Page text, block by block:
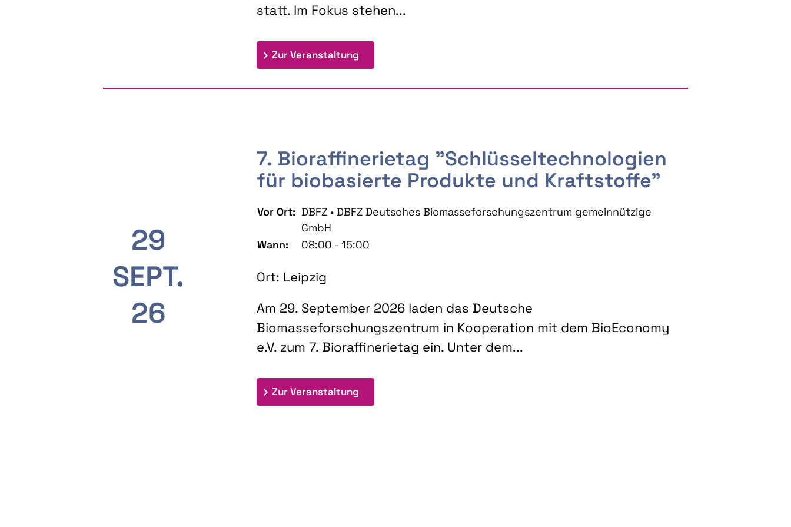
statt. Im Fokus stehen...
Zur Veranstaltung: 9th Doctoral Colloquium BIOENERGY AND BIOBASED PRODUCTS
29
SEPT.
26
7. Bioraffinerietag "Schlüsseltechnologien
für biobasierte Produkte und Kraftstoffe"
Vor Ort: DBFZ • DBFZ Deutsches Biomasseforschungszentrum gemeinnützige
GmbH
Wann:
08:00 - 15:00
Ort: Leipzig
Am 29. September 2026 laden das Deutsche
Biomasseforschungszentrum in Kooperation mit dem BioEconomy
e.V. zum 7. Bioraffinerietag ein. Unter dem...
Zur Veranstaltung: 7. Bioraffinerietag "Schlüsseltechnologien für biobasierte Produkte und Kraftstoffe"